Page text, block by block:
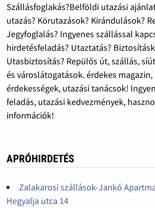
Szállásfoglakás?Belföldi utazási
utazás? Körutazások? Kirándulások?
Jegyfoglalás? Ingyenes szállással
hirdetésfeladás? Utaztatás?
Utasbiztosítás? Repülős út, szállás,
és városlátogatások. érdekes
érdekességek, utazási tanácsok!
feladás, utazási kedvezmények,
információk!
APRÓHIRDETÉS
Zalakarosi szállások-Jankó
Hegyalja utca 14